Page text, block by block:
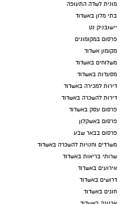
מונית לשדה התעופה
בתי מלון באשדוד
יישובניק נט
פרסום במקומונים
מקומון אשדוד
משלוחים באשדוד
מסעדות באשדוד
דירות למכירה באשדוד
דירות להשכרה באשדוד
פרסום עסק באשדוד
פרסום באשקלון
פרסום בבאר שבע
משרדים וחנויות להשכרה באשדוד
שרותי בריאות באשדוד
אירועים באשדוד
דרושים באשדוד
חוגים באשדוד